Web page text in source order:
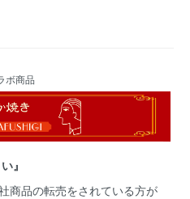
ボ商品
』
商品の転売をされている方が